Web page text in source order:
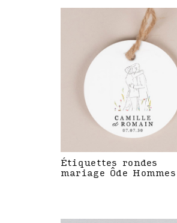
Étiquettes rondes
mariage Ôde Hommes